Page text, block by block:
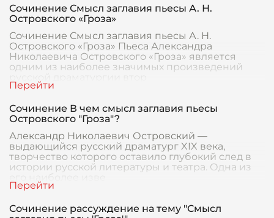
Сочинение Смысл заглавия пьесы А. Н.
Островского «Гроза»
Сочинение Смысл заглавия пьесы А. Н.
Островского «Гроза» Пьеса Александра
Николаевича Островского «Гроза» является
одним из наиболее значимых произведений
Сочинение В чем смысл заглавия пьесы
Островского "Гроза"?
Александр Николаевич Островский —
выдающийся русский драматург XIX века,
творчество которого оставило глубокий след в
истории русской литературы и театра. Одна из
его наиболее изве
Сочинение рассуждение на тему "Смысл